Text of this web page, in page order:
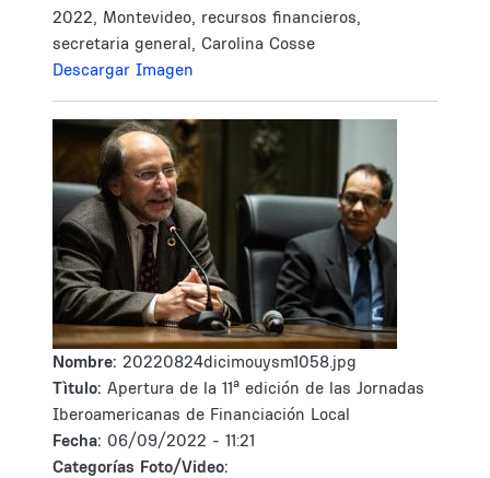
2022, Montevideo, recursos financieros,
secretaria general, Carolina Cosse
Descargar Imagen
Nombre: 20220824dicimouysm1058.jpg
Tìtulo: Apertura de la 11ª edición de las Jornadas
Iberoamericanas de Financiación Local
Fecha: 06/09/2022 - 11:21
Categorías Foto/Video: